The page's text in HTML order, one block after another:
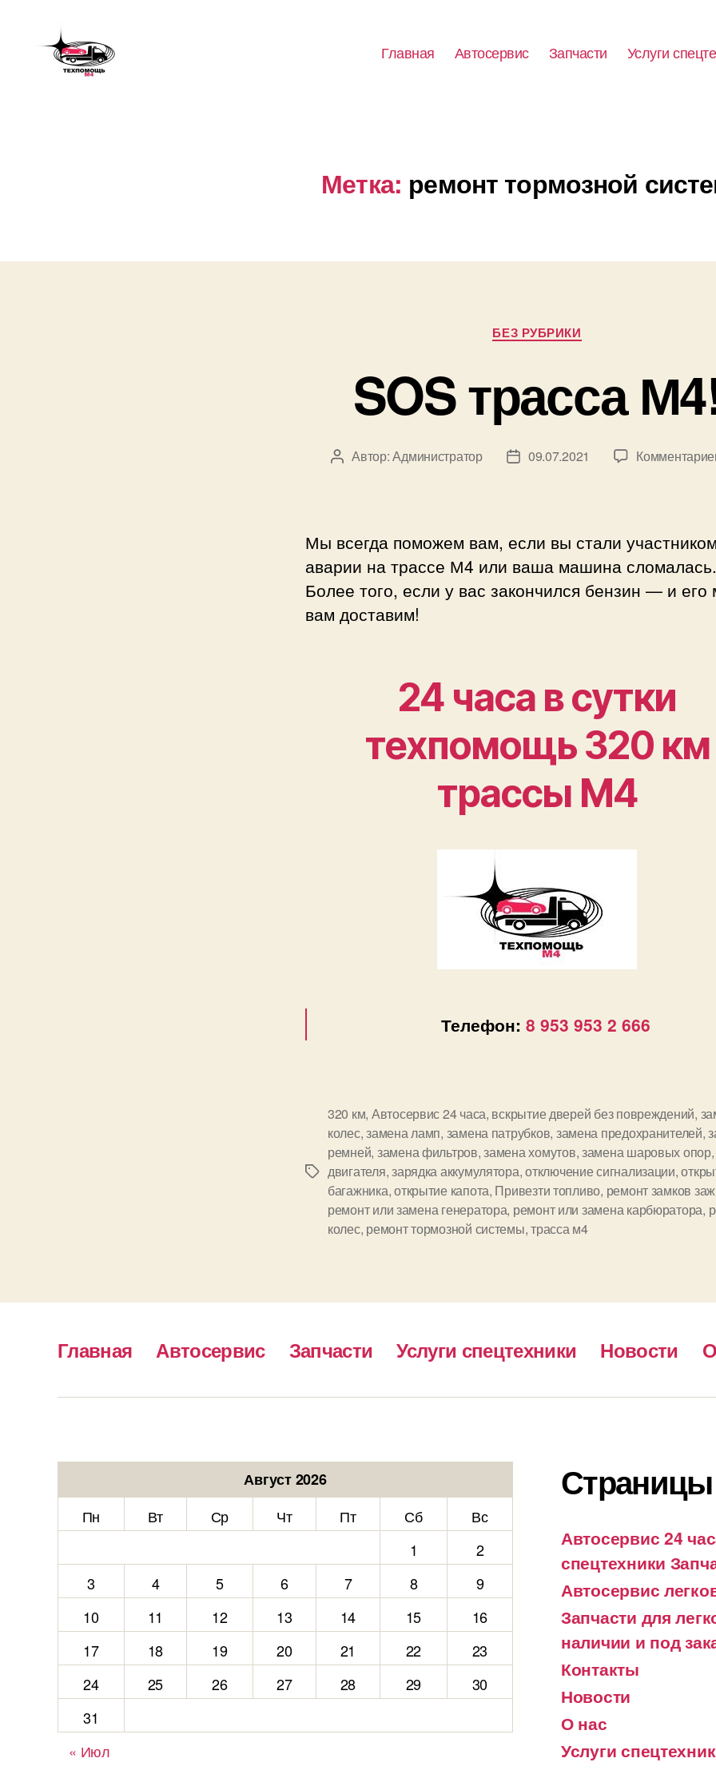
Главная Автосервис Запчасти Услуги
Метка: ремонт тормозной
Рубрики
БЕЗ РУБРИКИ
SOS трасса
Автор
Автор:Администратор
Дата09.07.2021
Мы всегда поможем вам, если вы стали участником
аварии на трассе М4 или ваша машина сломалась.
Более того, если у вас закончился бензин — и его
вам доставим!
24 часа в сутки
техпомощь 320 км
трассы М4
Телефон: 8 953 953 2 666
Метки
320 км, Автосервис 24 часа, вскрытие дверей без повреждений,
колес,замена ламп, замена патрубков, замена предохранителей,
ремней, замена фильтров,замена хомутов,замена шаровых опор
двигателя,зарядка аккумулятора,отключение сигнализации,
багажника,открытие капота, Привезти топливо, ремонт замков
ремонт или замена генератора, ремонт или замена карбюратора,
колес, ремонт тормозной системы,трасса м4
Главная Автосервис Запчасти Услуги спецтехники Новости
Август 2026
Пн
Вт Ср Чт Пт Сб
Вс
1
2
3
4 5 6 7 8
9
10
11 12 13 14 15
16
17
18 19 20 21 22
23
24
25 26 27 28 29
30
31
« Июл
Страницы
Автосервис 24
спецтехники
Автосервис
Запчасти для
наличии и под
Контакты
Новости
О нас
Услуги